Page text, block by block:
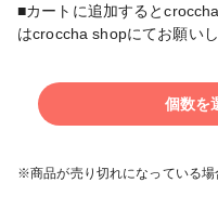
■カートに追加すると
はcroccha shopにてお願いし
個数を
※商品が売り切れになっている場